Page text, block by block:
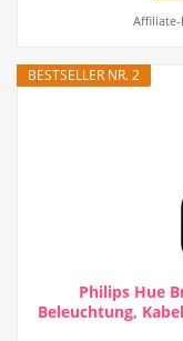
Affiliate-
BESTSELLER NR. 2
Philips Hue
Beleuchtung,